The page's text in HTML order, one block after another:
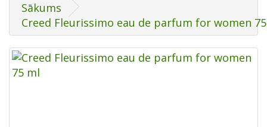
Sākums
Creed Fleurissimo eau de parfum for women